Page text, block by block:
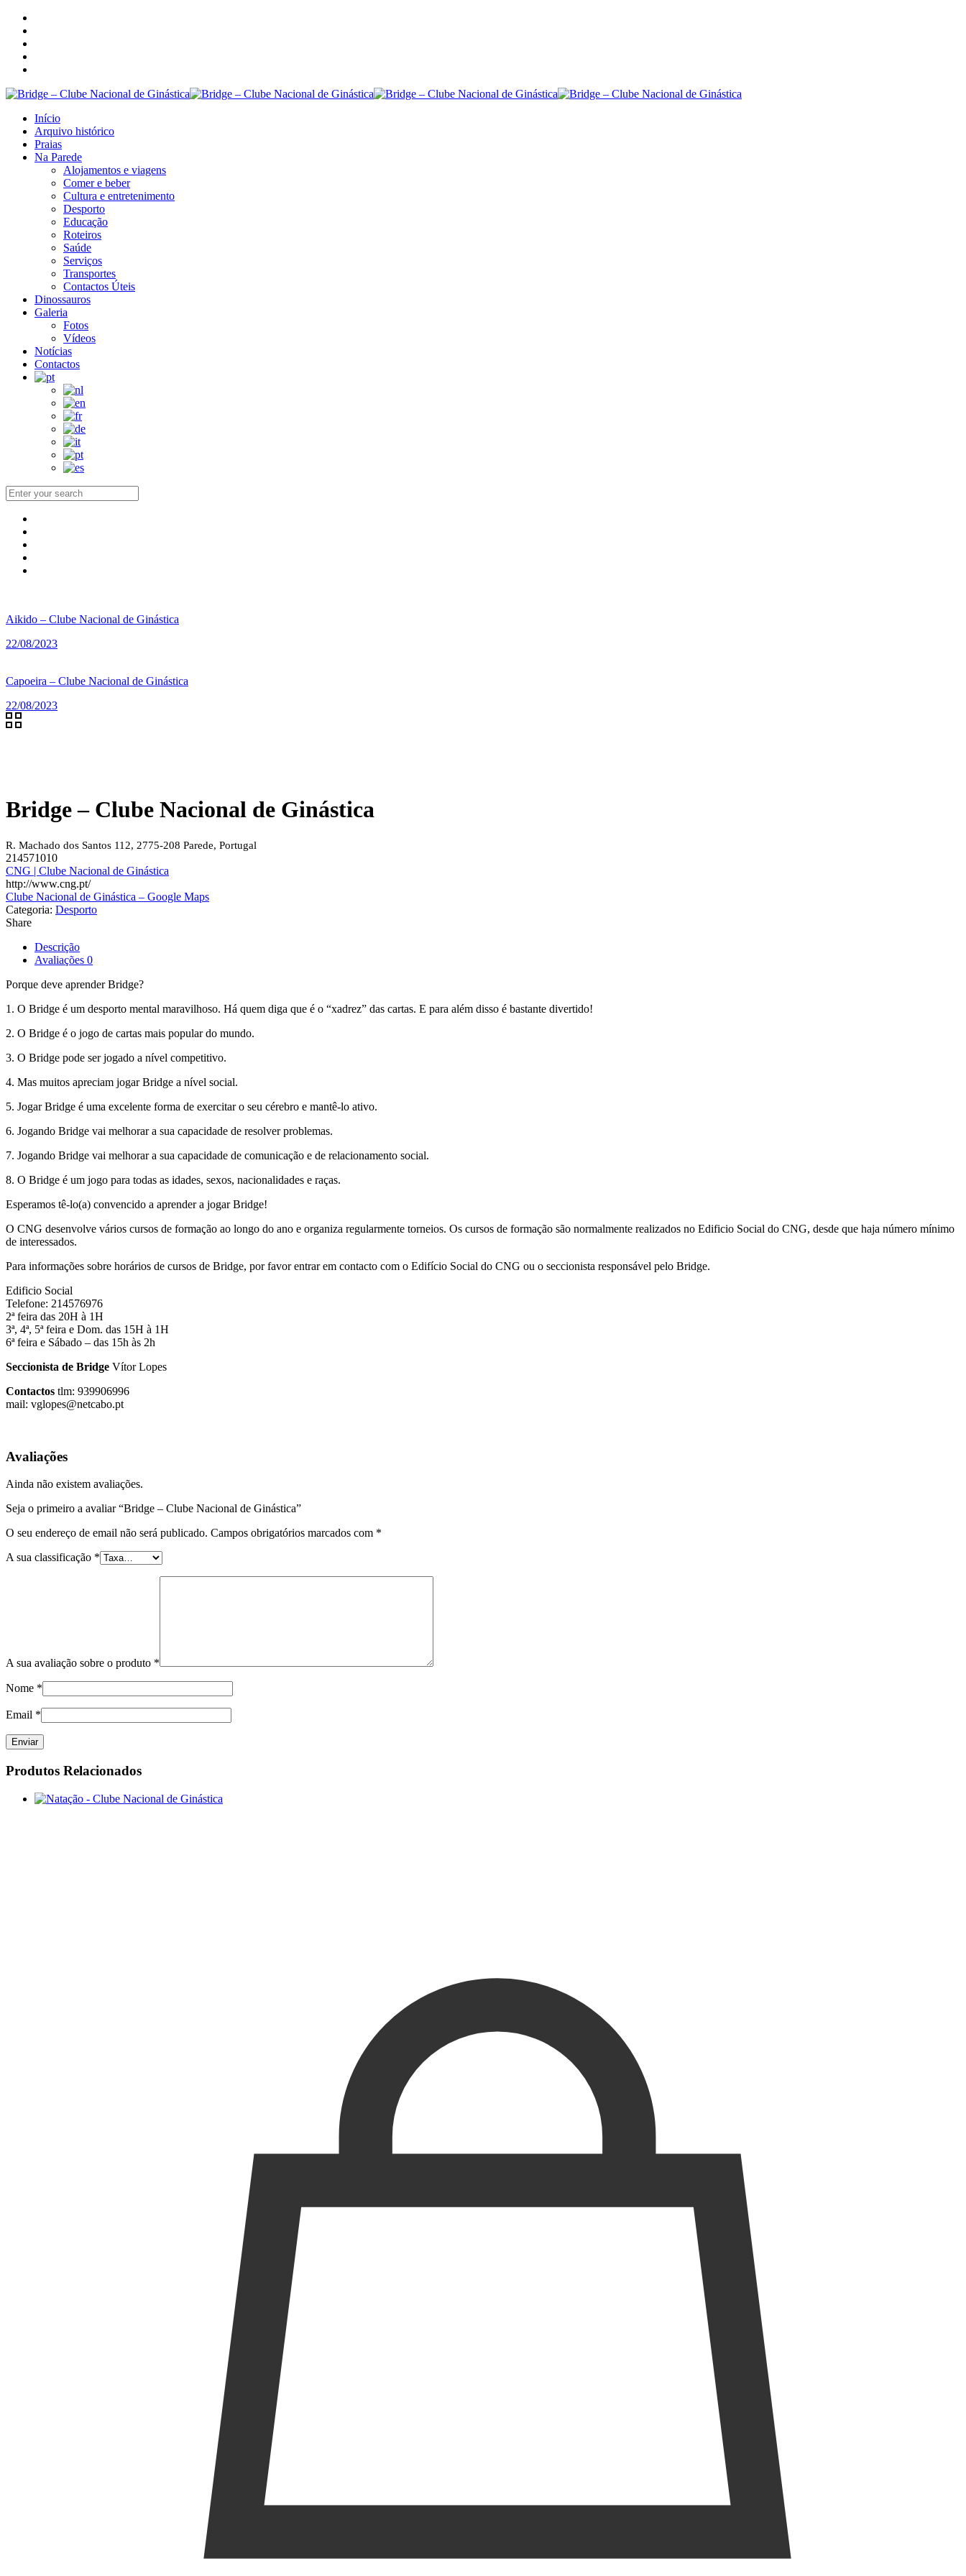
Início
Arquivo histórico
Praias
Na Parede
Alojamentos e viagens
Comer e beber
Cultura e entretenimento
Desporto
Educação
Roteiros
Saúde
Serviços
Transportes
Contactos Úteis
Dinossauros
Galeria
Fotos
Vídeos
Notícias
Contactos
Aikido – Clube Nacional de Ginástica
22/08/2023
Capoeira – Clube Nacional de Ginástica
22/08/2023
Bridge – Clube Nacional de Ginástica
R. Machado dos Santos 112, 2775-208 Parede, Portugal
214571010
CNG | Clube Nacional de Ginástica
http://www.cng.pt/
Clube Nacional de Ginástica – Google Maps
Categoria: Desporto
Share
Descrição
Avaliações 0
Porque deve aprender Bridge?
1. O Bridge é um desporto mental maravilhoso. Há quem diga que é o “xadrez” das cartas. E para além disso é bastante divertido!
2. O Bridge é o jogo de cartas mais popular do mundo.
3. O Bridge pode ser jogado a nível competitivo.
4. Mas muitos apreciam jogar Bridge a nível social.
5. Jogar Bridge é uma excelente forma de exercitar o seu cérebro e mantê-lo ativo.
6. Jogando Bridge vai melhorar a sua capacidade de resolver problemas.
7. Jogando Bridge vai melhorar a sua capacidade de comunicação e de relacionamento social.
8. O Bridge é um jogo para todas as idades, sexos, nacionalidades e raças.
Esperamos tê-lo(a) convencido a aprender a jogar Bridge!
O CNG desenvolve vários cursos de formação ao longo do ano e organiza regularmente torneios. Os cursos de formação são normalmente realizados no Edificio Social do CNG, desde que haja número mínimo
de interessados.
Para informações sobre horários de cursos de Bridge, por favor entrar em contacto com o Edifício Social do CNG ou o seccionista responsável pelo Bridge.
Edificio Social
Telefone: 214576976
2ª feira das 20H à 1H
3ª, 4ª, 5ª feira e Dom. das 15H à 1H
6ª feira e Sábado – das 15h às 2h
Seccionista de Bridge Vítor Lopes
Contactos tlm: 939906996
mail: vglopes@netcabo.pt
Avaliações
Ainda não existem avaliações.
Seja o primeiro a avaliar “Bridge – Clube Nacional de Ginástica”
O seu endereço de email não será publicado. Campos obrigatórios marcados com *
A sua classificação *
A sua avaliação sobre o produto *
Nome *
Email *
Produtos Relacionados